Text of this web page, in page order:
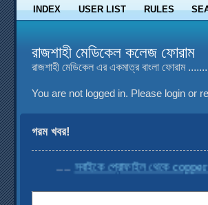
INDEX USER LIST RULES
রাজশাহী মেডিকেল কলেজ ফোরাম
রাজশাহী মেডিকেল এর একমাত্র বাংলা ফোরাম .......
You are not logged in. Please login or
গরম খবর!
....সবাইকে প্রোফাইল থেকে copper